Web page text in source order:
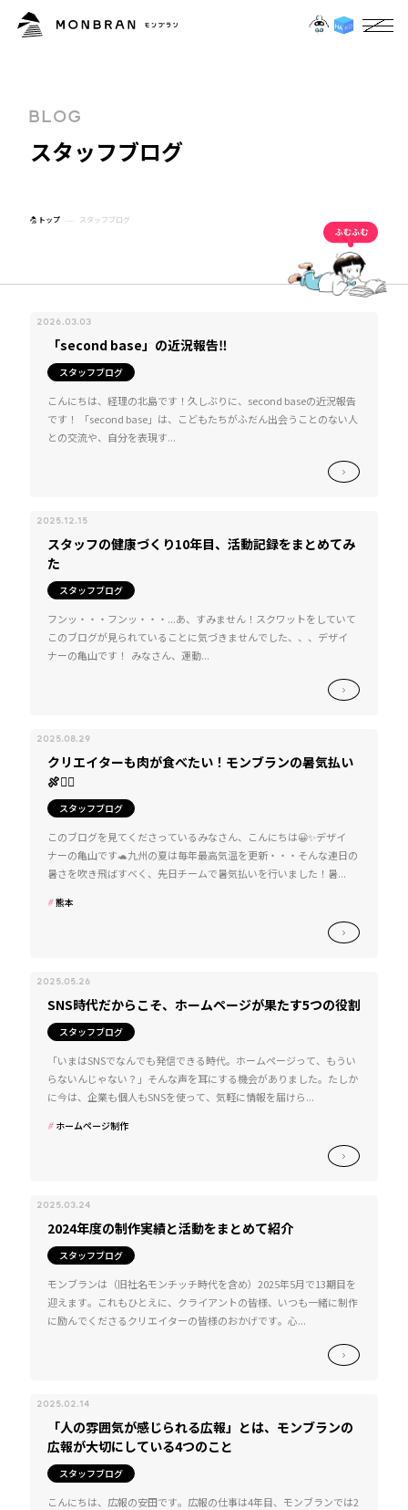
B LOG
スタッフブログ
トップ スタッフブログ
2026.03.03
「second base」の近況報告‼
スタッフブログ
こんにちは、経理の北島です！久しぶりに、second baseの近況報告
です！ 「second base」は、こどもたちがふだん出会うことのない人
との交流や、自分を表現す...
2025.12.15
スタッフの健康づくり10年目、活動記録をまとめてみ
た
スタッフブログ
フンッ・・・フンッ・・・...あ、すみません！スクワットをしていて
このブログが見られていることに気づきませんでした、、、デザイ
ナーの亀山です！ みなさん、運動...
2025.08.29
クリエイターも肉が食べたい！モンブランの暑気払い
🍖❤️‍🔥
スタッフブログ
このブログを見てくださっているみなさん、こんにちは😀✨デザイ
ナーの亀山です🐢九州の夏は毎年最高気温を更新・・・そんな連日の
暑さを吹き飛ばすべく、先日チームで暑気払いを行いました！暑...
熊本
2025.05.26
SNS時代だからこそ、ホームページが果たす5つの役割
スタッフブログ
「いまはSNSでなんでも発信できる時代。ホームページって、もうい
らないんじゃない？」そんな声を耳にする機会がありました。たしか
に今は、企業も個人もSNSを使って、気軽に情報を届けら...
ホームページ制作
2025.03.24
2024年度の制作実績と活動をまとめて紹介
スタッフブログ
モンブランは（旧社名モンチッチ時代を含め）2025年5月で13期目を
迎えます。これもひとえに、クライアントの皆様、いつも一緒に制作
に励んでくださるクリエイターの皆様のおかげです。心...
2025.02.14
「人の雰囲気が感じられる広報」とは、モンブランの
広報が大切にしている4つのこと
スタッフブログ
こんにちは、広報の安田です。広報の仕事は4年目、モンブランでは2